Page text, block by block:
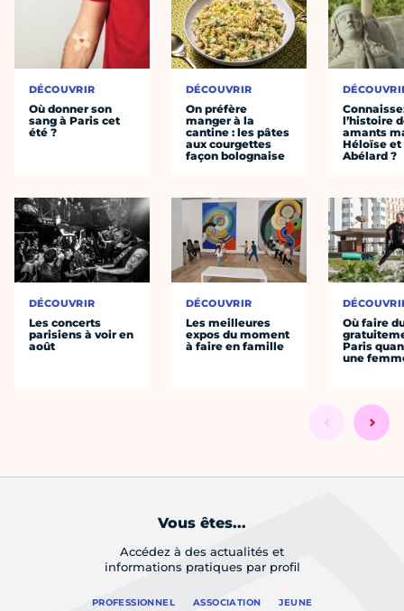
DÉCOUVRIR
Où donner son
sang à Paris cet
été ?
DÉCOUVRIR
Les concerts
parisiens à voir en
août
DÉCOUVRIR
On préfère
manger à la
cantine : les pâtes
aux courgettes
façon bolognaise
DÉCOUVRIR
Les meilleures
expos du moment
à faire en famille
l’histoire
amants
Héloïse et
Abélard ?
Où faire
Paris
une
Vous êtes...
Accédez à des actualités et
informations pratiques par profil
PROFESSIONNEL ASSOCIATION JEUNE